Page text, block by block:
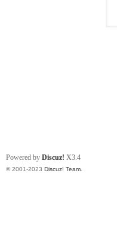
Powered by Discuz! X3.4
© 2001-2023 Discuz! Team